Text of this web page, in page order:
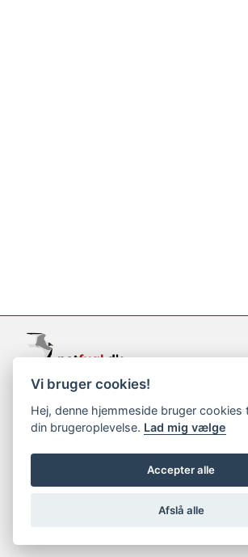
support@netfugl.dk
copyright © 2002-2023
Vi bruger cookies!
Hej, denne hjemmeside bruger cookies
din brugeroplevelse. Lad mig vælge
Accepter alle
Afslå alle